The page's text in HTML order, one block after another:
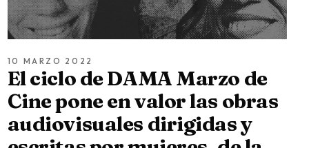
10 MARZO 2022
El ciclo de DAMA Marzo de
Cine pone en valor las obras
audiovisuales dirigidas y